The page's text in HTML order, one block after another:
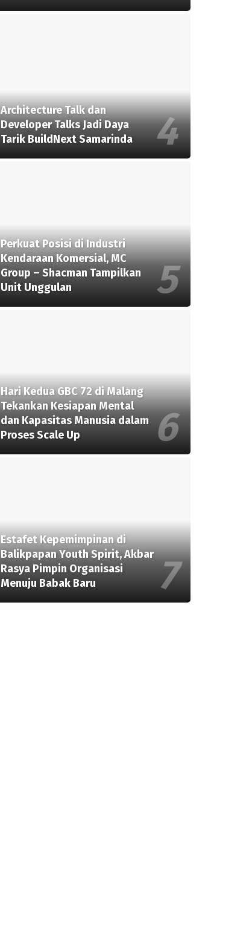
Architecture Talk dan
Developer Talks Jadi Daya
Tarik BuildNext Samarinda
Perkuat Posisi di Industri
Kendaraan Komersial, MC
Group – Shacman Tampilkan
Unit Unggulan
Hari Kedua GBC 72 di Malang
Tekankan Kesiapan Mental
dan Kapasitas Manusia dalam
Proses Scale Up
Estafet Kepemimpinan di
Balikpapan Youth Spirit, Akbar
Rasya Pimpin Organisasi
Menuju Babak Baru